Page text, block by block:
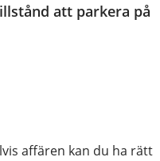
att parkera på
affären kan du ha rätt